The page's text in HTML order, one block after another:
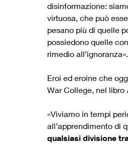
disinformazione:
virtuosa, che può
pesano più di quelle
possiedono quelle
rimedio all’ignoranza».
Eroi ed eroine che
War College, nel libro
«Viviamo in tempi
all’apprendimento di
qualsiasi divisione